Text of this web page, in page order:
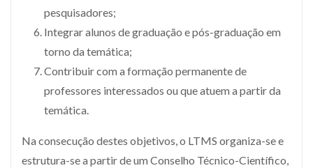
pesquisadores;
Integrar alunos de graduação e pós-graduação em
torno da temática;
Contribuir com a formação permanente de
professores interessados ou que atuem a partir da
temática.
Na consecução destes objetivos, o LTMS organiza-se e
estrutura-se a partir de um Conselho Técnico-Científico,